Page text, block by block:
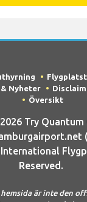
Nyheter
Översikt
Try
Reserved.
hemsida är inte den